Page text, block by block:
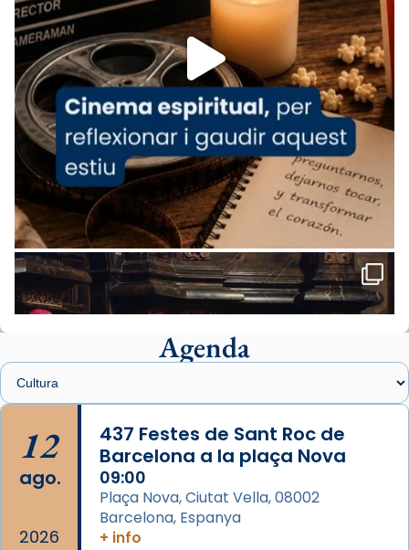
Foto
View on Facebook · Share
Arquebisbat de Barcelona
1 week ago
«Avui les santes Juliana i Semproniana ens
ajuden a alçar la mirada»
Mons. Sergi Gordo, bisbe de Tortosa, ha
presidit aquest 27 de juliol la missa de Les
Santes de Mataró.
🔗tinyurl.com/cvu5jmbk
📸 J. Merino
de Barcelona.
1 week ago
Aquest dilluns, 27 de juliol, ha tingut lloc la
missa d’acció de gràcies en agraïment al
comitè organitzador de la visita apostòlica
Agenda
12
ago.
2026
437 Festes de Sant Roc de
Barcelona a la plaça Nova
09:00
Plaça Nova, Ciutat Vella, 08002
Barcelona, Espanya
+ info